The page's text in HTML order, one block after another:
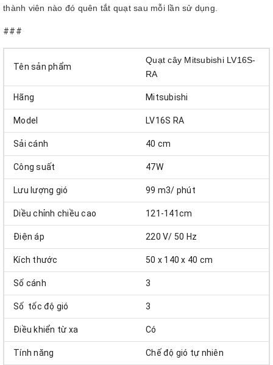
thành viên nào đó quên tắt quạt sau mỗi lần sử dụng.
###
Tên sản phẩm
Quạt cây Mitsubishi LV16S-
RA
Hãng Mitsubishi
Model LV16S RA
Sải cánh 40 cm
Công suất 47W
Lưu lượng gió 99 m3/ phút
Diều chỉnh chiều cao 121-141cm
Điện áp 220 V/ 50 Hz
Kích thước 50 x 140 x 40 cm
Số cánh 3
Số tốc độ gió 3
Điều khiển từ xa Có
Tính năng Chế độ gió tự nhiên